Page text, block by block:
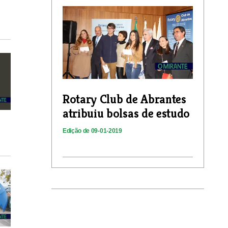
Rotary Club de Abrantes
atribuiu bolsas de estudo
Edição de 09-01-2019